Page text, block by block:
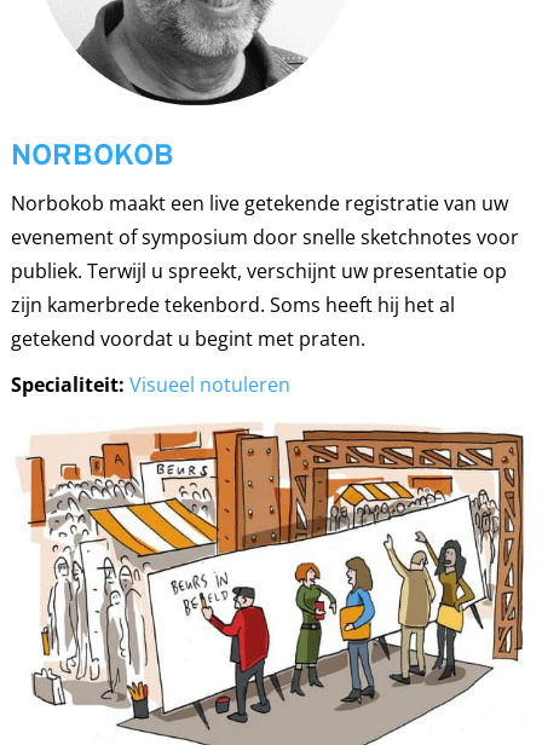
NORBOKOB
Norbokob maakt een live getekende registratie van uw
evenement of symposium door snelle sketchnotes voor
publiek. Terwijl u spreekt, verschijnt uw presentatie op
zijn kamerbrede tekenbord. Soms heeft hij het al
getekend voordat u begint met praten.
Specialiteit: Visueel notuleren